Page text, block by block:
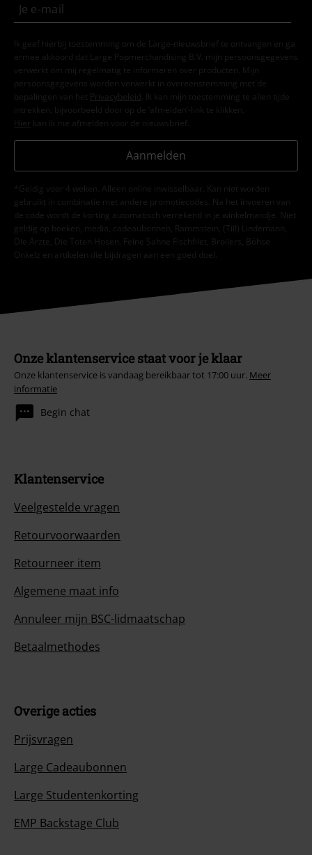
Ik geef hierbij toestemming om de Large-nieuwsbrief te ontvangen en ga
ermee akkoord dat Large Popmerchandising B.V. mijn persoonsgegevens
verwerkt om mij regelmatig te informeren over producten. Mijn
persoonsgegevens worden verwerkt in overeenstemming met de
bepalingen van het
Privacybeleid . Ik kan mijn toestemming te allen tijde
intrekken, bijvoorbeeld door op de ‘afmelden’-link te klikken.
Hier kan ik me afmelden voor de nieuwsbrief.
Aanmelden
*Geldig voor 4 weken. Alleen online inwisselbaar. Kan niet worden
gebruikt in combinatie met andere promotiecodes. Na het invoeren van
de code wordt de korting automatisch verrekend in je winkelmandje. Niet
geldig op boeken, media, cadeaubonnen, Rammstein, (Till) Lindemann,
Die Ärzte, Die Toten Hosen, Feine Sahne Fischfilet, Broilers, Böhse
Onkelz en artikelen die bijdragen aan een goed doel.
Onze klantenservice staat voor je klaar
Onze klantenservice is vandaag bereikbaar tot 17:00 uur. Meer
informatie
Begin chat
Klantenservice
Veelgestelde vragen
Retourvoorwaarden
Retourneer item
Algemene maat info
Annuleer mijn BSC-lidmaatschap
Betaalmethodes
Overige acties
Prijsvragen
Large Cadeaubonnen
Large Studentenkorting
EMP Backstage Club